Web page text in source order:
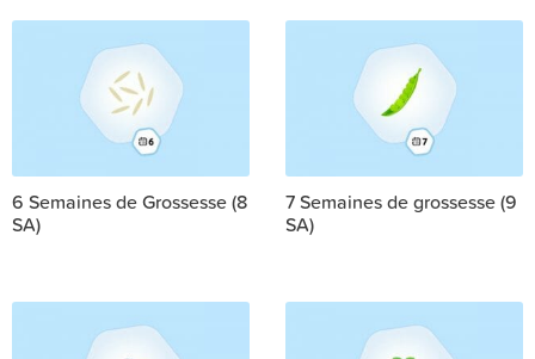
6 Semaines de Grossesse (8
SA)
7 Semaines de grossesse (9
SA)